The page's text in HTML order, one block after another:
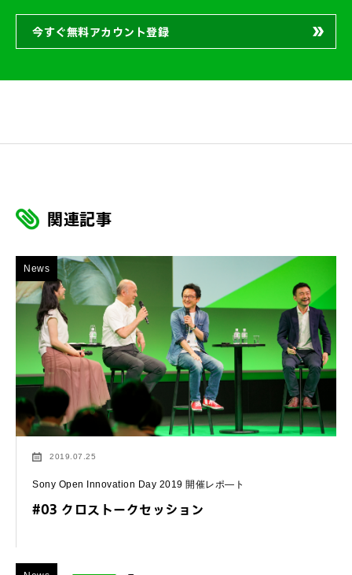
今すぐ無料アカウント登録
関連記事
News
2019.07.25
Sony Open Innovation Day 2019 開催レポ―ト
#03 クロストークセッション